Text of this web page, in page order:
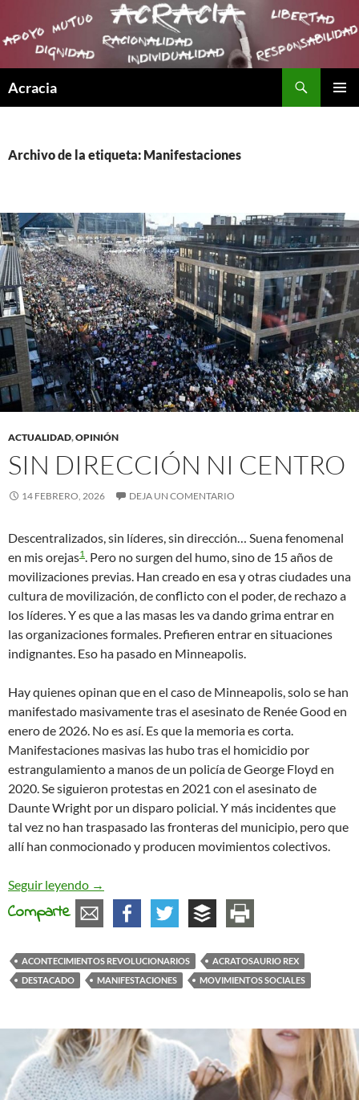
Acracia
Archivo de la etiqueta: Manifestaciones
ACTUALIDAD,OPINIÓN
SIN DIRECCIÓN NI CENTRO
14 FEBRERO, 2026 DEJA UN COMENTARIO
Descentralizados, sin líderes, sin dirección… Suena fenomenal
en mis orejas1. Pero no surgen del humo, sino de 15 años de
movilizaciones previas. Han creado en esa y otras ciudades una
cultura de movilización, de conflicto con el poder, de rechazo a
los líderes. Y es que a las masas les va dando grima entrar en
las organizaciones formales. Prefieren entrar en situaciones
indignantes. Eso ha pasado en Minneapolis.
Hay quienes opinan que en el caso de Minneapolis, solo se han
manifestado masivamente tras el asesinato de Renée Good en
enero de 2026. No es así. Es que la memoria es corta.
Manifestaciones masivas las hubo tras el homicidio por
estrangulamiento a manos de un policía de George Floyd en
2020. Se siguieron protestas en 2021 con el asesinato de
Daunte Wright por un disparo policial. Y más incidentes que
tal vez no han traspasado las fronteras del municipio, pero que
allí han conmocionado y producen movimientos colectivos.
Seguir leyendo Sin dirección ni centro
→
Comparte
ACONTECIMIENTOS REVOLUCIONARIOS
ACRATOSAURIO REX
DESTACADO
MANIFESTACIONES MOVIMIENTOS SOCIALES